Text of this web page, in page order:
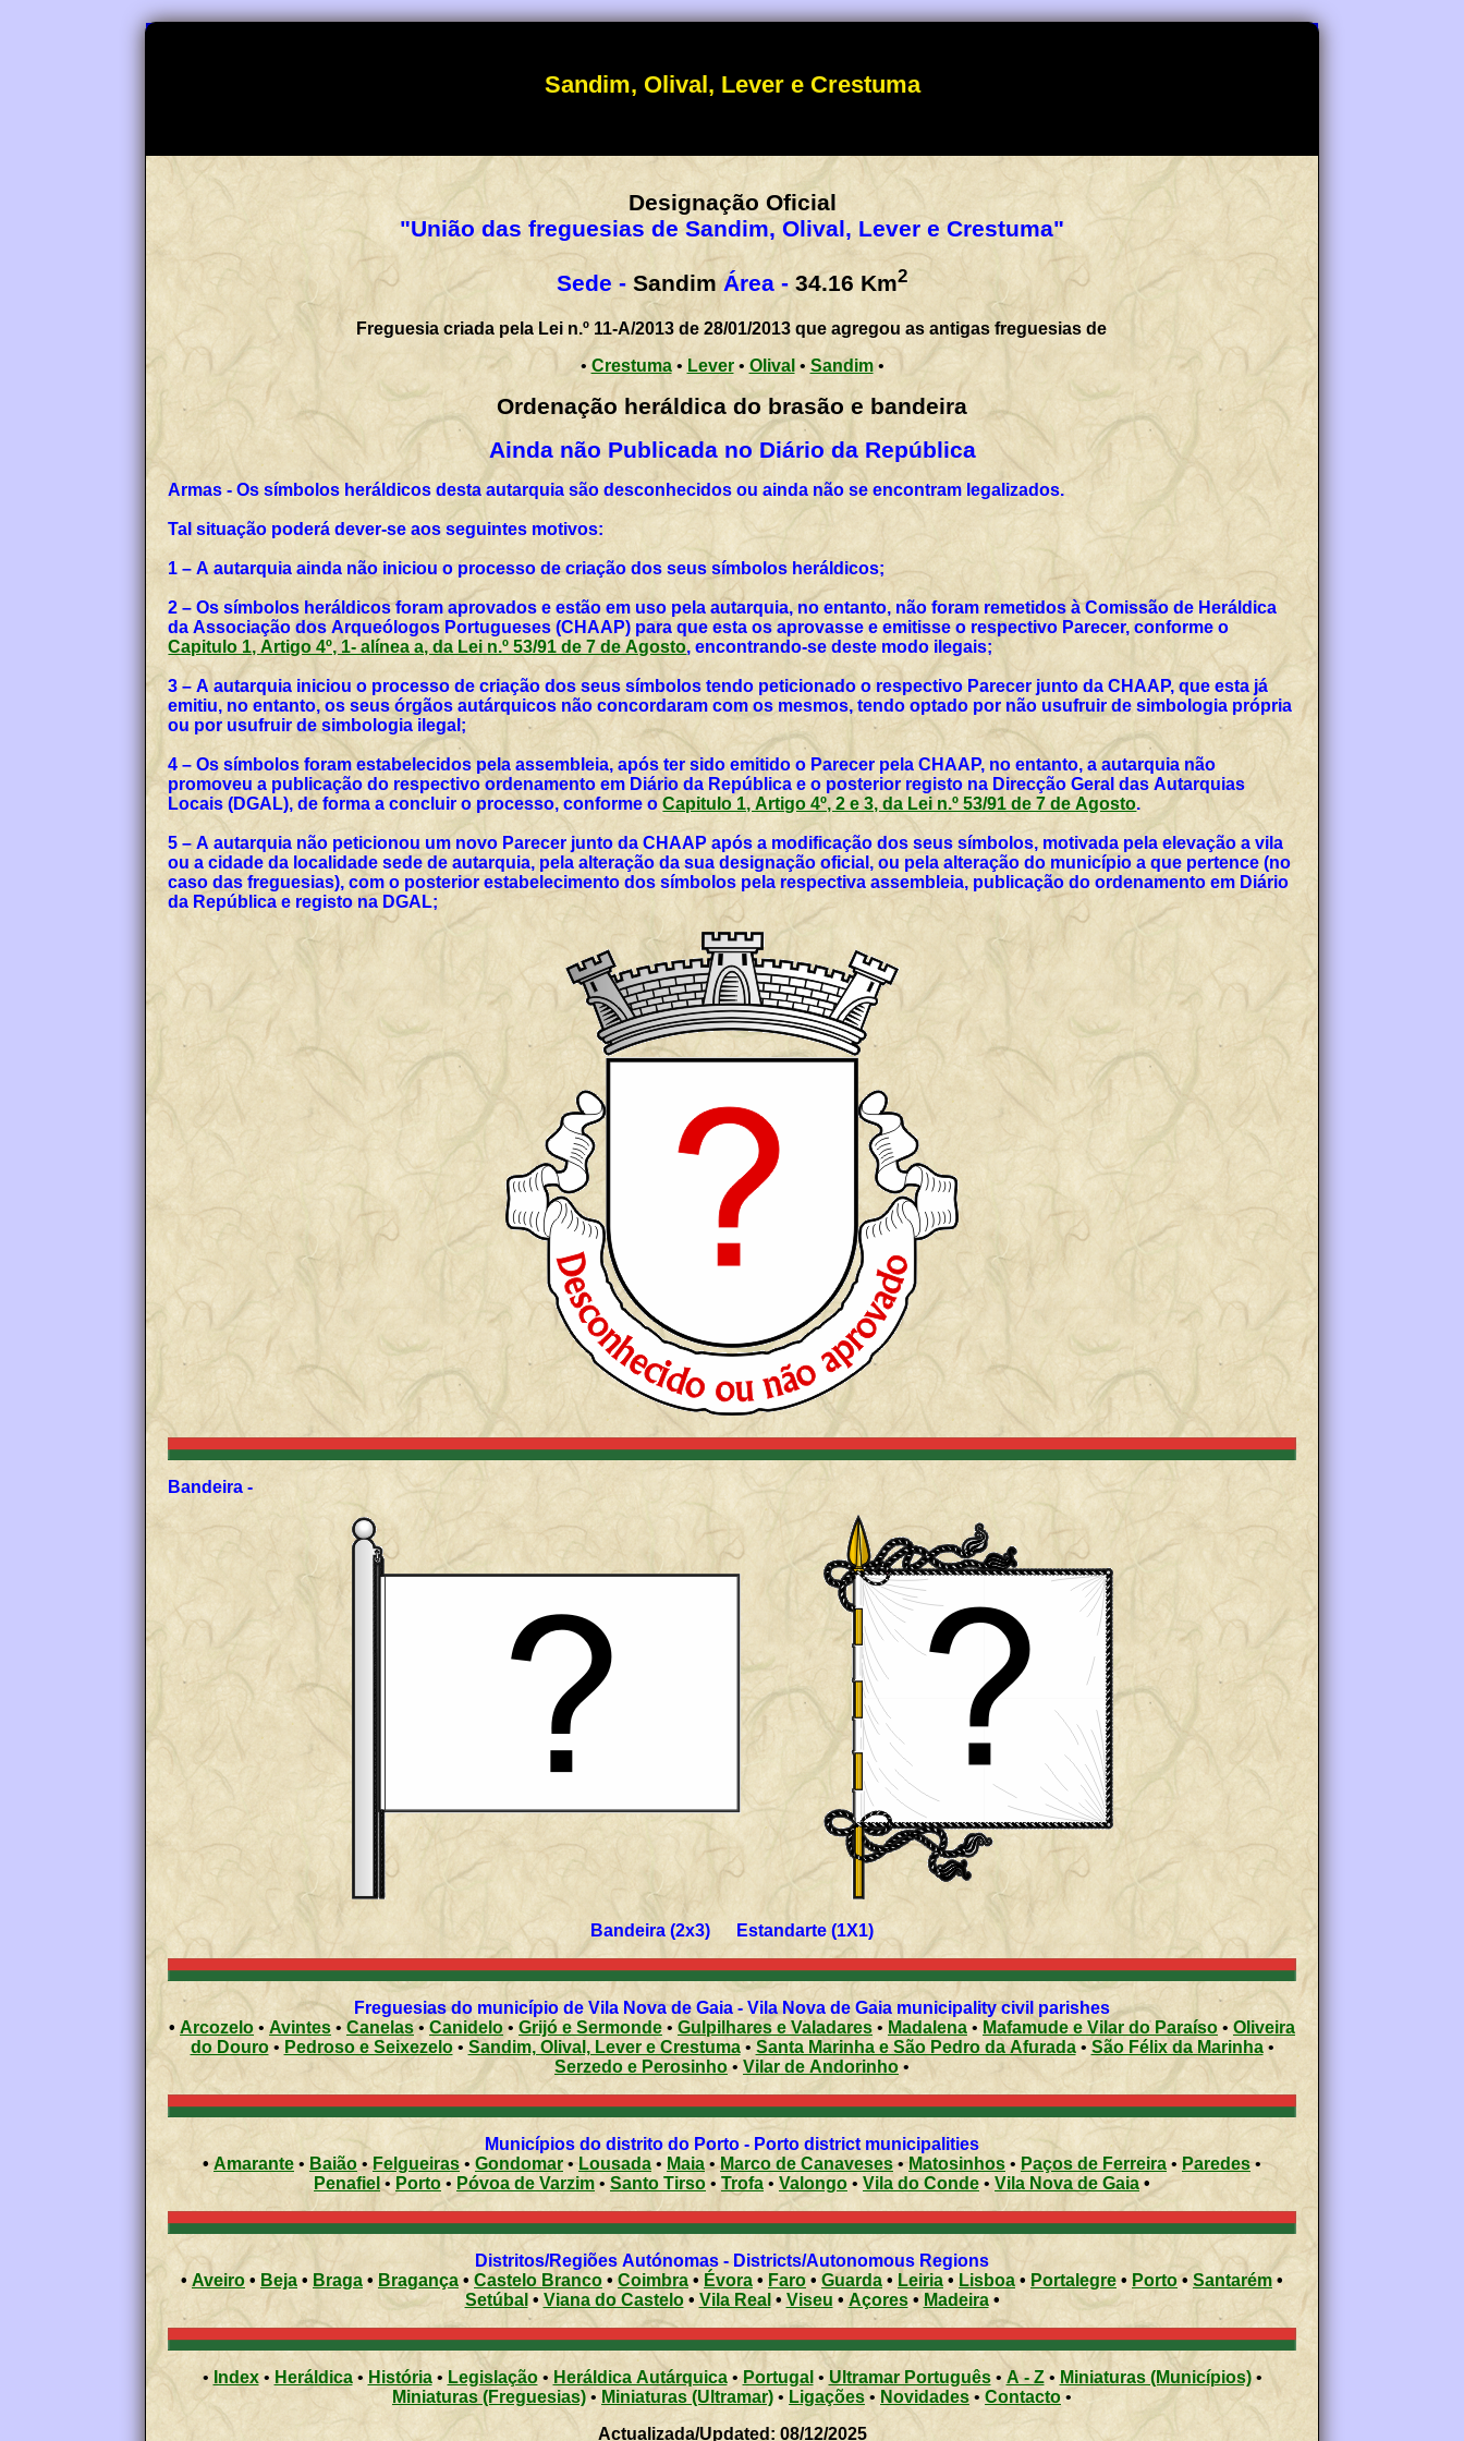
Sandim, Olival, Lever e Crestuma
Designação Oficial
"União das freguesias de Sandim, Olival, Lever e Crestuma"
Sede - Sandim Área - 34.16 Km2
Freguesia criada pela Lei n.º 11-A/2013 de 28/01/2013 que agregou as antigas freguesias de
• Crestuma• Lever• Olival • Sandim•
Ordenação heráldica do brasão e bandeira
Ainda não Publicada no Diário da República
Armas - Os símbolos heráldicos desta autarquia são desconhecidos ou ainda não se encontram legalizados.
Tal situação poderá dever-se aos seguintes motivos:
1 – A autarquia ainda não iniciou o processo de criação dos seus símbolos heráldicos;
2 – Os símbolos heráldicos foram aprovados e estão em uso pela autarquia, no entanto, não foram remetidos à Comissão de Heráldica
da Associação dos Arqueólogos Portugueses (CHAAP) para que esta os aprovasse e emitisse o respectivo Parecer, conforme o
Capitulo 1, Artigo 4º, 1- alínea a, da Lei n.º 53/91 de 7 de Agosto, encontrando-se deste modo ilegais;
3 – A autarquia iniciou o processo de criação dos seus símbolos tendo peticionado o respectivo Parecer junto da CHAAP, que esta já
emitiu, no entanto, os seus órgãos autárquicos não concordaram com os mesmos, tendo optado por não usufruir de simbologia própria
ou por usufruir de simbologia ilegal;
4 – Os símbolos foram estabelecidos pela assembleia, após ter sido emitido o Parecer pela CHAAP, no entanto, a autarquia não
promoveu a publicação do respectivo ordenamento em Diário da República e o posterior registo na Direcção Geral das Autarquias
Locais (DGAL), de forma a concluir o processo, conforme oCapitulo 1, Artigo 4º, 2 e 3, da Lei n.º 53/91 de 7 de Agosto.
5 – A autarquia não peticionou um novo Parecer junto da CHAAP após a modificação dos seus símbolos, motivada pela elevação a vila
ou a cidade da localidade sede de autarquia, pela alteração da sua designação oficial, ou pela alteração do município a que pertence (no
caso das freguesias), com o posterior estabelecimento dos símbolos pela respectiva assembleia, publicação do ordenamento em Diário
da República e registo na DGAL;
Bandeira -
Bandeira (2x3) Estandarte (1X1)
Freguesias do município de Vila Nova de Gaia - Vila Nova de Gaia municipality civil parishes
• Arcozelo •Avintes • Canelas• Canidelo • Grijó e Sermonde • Gulpilhares e Valadares • Madalena• Mafamude e Vilar do Paraíso • Oliveira
do Douro• Pedroso e Seixezelo• Sandim, Olival, Lever e Crestuma• Santa Marinha e São Pedro da Afurada•São Félix da Marinha•
Serzedo e Perosinho•Vilar de Andorinho •
Municípios do distrito do Porto - Porto district municipalities
• Amarante • Baião •Felgueiras • Gondomar• Lousada • Maia •Marco de Canaveses•Matosinhos • Paços de Ferreira • Paredes•
Penafiel • Porto • Póvoa de Varzim • Santo Tirso • Trofa • Valongo • Vila do Conde • Vila Nova de Gaia •
Distritos/Regiões Autónomas - Districts/Autonomous Regions
• Aveiro • Beja • Braga • Bragança • Castelo Branco • Coimbra • Évora • Faro •Guarda • Leiria •Lisboa• Portalegre • Porto•Santarém •
Setúbal • Viana do Castelo• Vila Real • Viseu • Açores • Madeira •
• Index• Heráldica• História • Legislação • Heráldica Autárquica• Portugal • Ultramar Português• A - Z• Miniaturas (Municípios)•
Miniaturas (Freguesias)• Miniaturas (Ultramar) • Ligações • Novidades • Contacto•
Actualizada/Updated: 08/12/2025